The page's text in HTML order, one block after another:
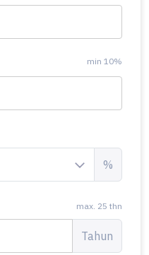
min 10%
%
max. 25 thn
Tahun